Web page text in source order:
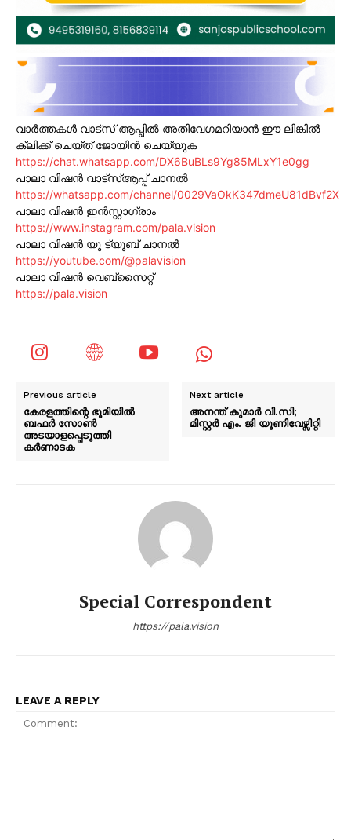
വാർത്തകൾ വാട്സ് ആപ്പിൽ അതിവേഗമറിയാൻ ഈ ലിങ്കിൽ
ക്ലിക്ക് ചെയ്ത് ജോയിൻ ചെയ്യുക
https://chat.whatsapp.com/DX6BuBLs9Yg85MLxY1e0gg
പാലാ വിഷൻ വാട്സ്ആപ്പ് ചാനൽ
https://whatsapp.com/channel/0029VaOkK347dmeU81dBvf2X
പാലാ വിഷൻ ഇൻസ്റ്റാഗ്രാം
https://www.instagram.com/pala.vision
പാലാ വിഷൻ യൂ ട്യൂബ് ചാനൽ
https://youtube.com/@palavision
പാലാ വിഷൻ വെബ്സൈറ്റ്
https://pala.vision
Previous article
കേരളത്തിന്റെ ഭൂമിയില്‍
ബഫര്‍ സോണ്‍
അടയാളപ്പെടുത്തി
കര്‍ണാടക
Next article
അനന്ത് കുമാർ വി.സി;
മിസ്റ്റർ എം. ജി യൂണിവേഴ്സിറ്റി
Special Correspondent
https://pala.vision
LEAVE A REPLY